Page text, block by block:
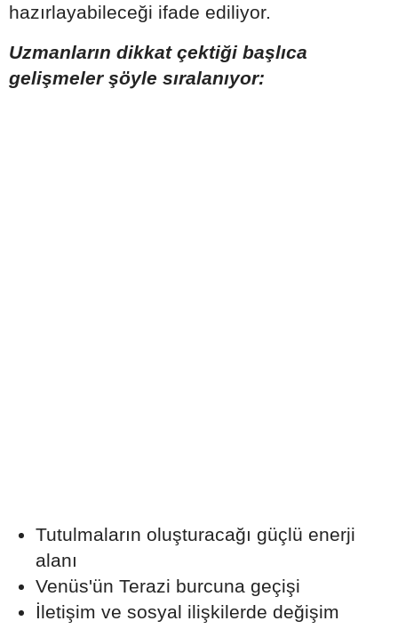
hazırlayabileceği ifade ediliyor.
Uzmanların dikkat çektiği başlıca
gelişmeler şöyle sıralanıyor:
Tutulmaların oluşturacağı güçlü enerji
alanı
Venüs'ün Terazi burcuna geçişi
İletişim ve sosyal ilişkilerde değişim